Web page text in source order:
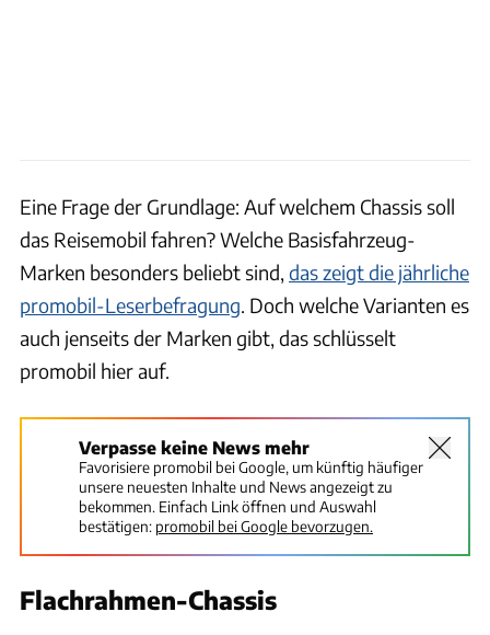
Eine Frage der Grundlage: Auf welchem Chassis soll
das Reisemobil fahren? Welche Basisfahrzeug-
Marken besonders beliebt sind, das zeigt die jährliche
promobil-Leserbefragung. Doch welche Varianten es
auch jenseits der Marken gibt, das schlüsselt
promobil hier auf.
Verpasse keine News mehr
Favorisiere promobil bei Google, um künftig häufiger
unsere neuesten Inhalte und News angezeigt zu
bekommen. Einfach Link öffnen und Auswahl
bestätigen: promobil bei Google bevorzugen.
Flachrahmen-Chassis